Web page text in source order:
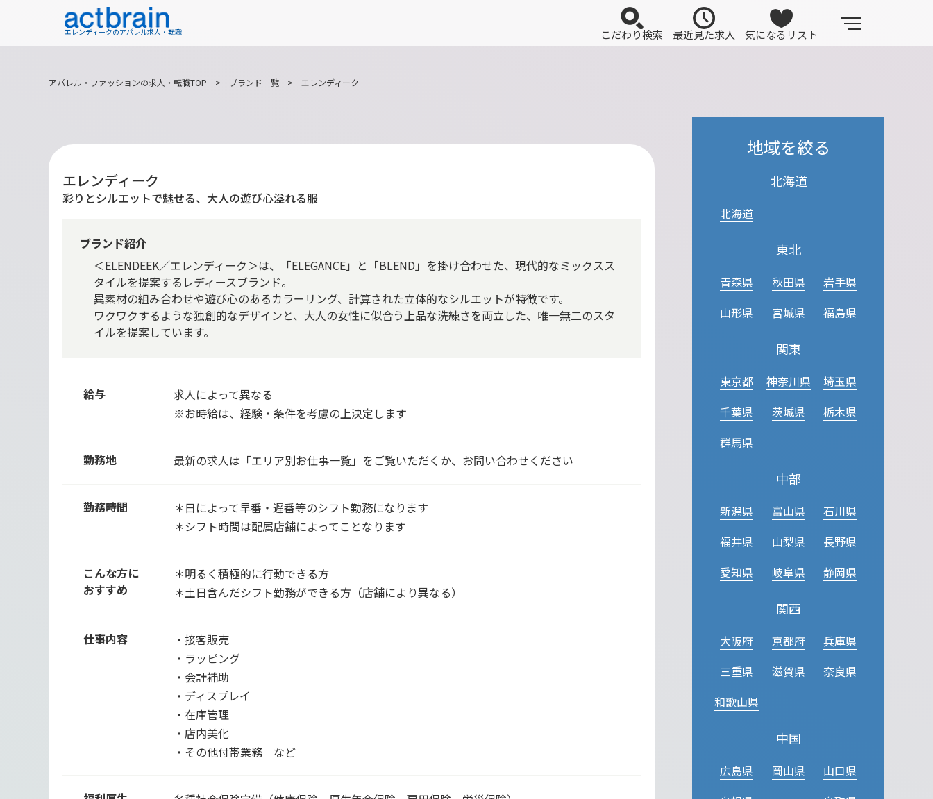
エレンディークのアパレル求人・転職 こだわり検索 最近見た求人 気になるリスト
アパレル・ファッションの求人・転職TOP > ブランド一覧> エレンディーク
エレンディーク
彩りとシルエットで魅せる、大人の遊び心溢れる服
ブランド紹介
＜ELENDEEK／エレンディーク＞は、「ELEGANCE」と「BLEND」を掛け合わせた、現代的なミックスス
タイルを提案するレディースブランド。
異素材の組み合わせや遊び心のあるカラーリング、計算された立体的なシルエットが特徴です。
ワクワクするような独創的なデザインと、大人の女性に似合う上品な洗練さを両立した、唯一無二のスタ
イルを提案しています。
給与
求人によって異なる
※お時給は、経験・条件を考慮の上決定します
勤務地 最新の求人は「エリア別お仕事一覧」をご覧いただくか、お問い合わせください
勤務時間
＊日によって早番・遅番等のシフト勤務になります
＊シフト時間は配属店舗によってことなります
こんな方に
おすすめ
＊明るく積極的に行動できる方
＊土日含んだシフト勤務ができる方（店舗により異なる）
仕事内容
・接客販売
・ラッピング
・会計補助
・ディスプレイ
・在庫管理
・店内美化
・その他付帯業務 など
地域を絞る
北海道
北海道
東北
青森県 秋田県
岩手県
山形県
宮城県 福島県
関東
東京都 神奈川県
埼玉県
千葉県
茨城県
栃木県
群馬県
中部
新潟県 富山県
石川県
福井県
山梨県
長野県
愛知県
岐阜県 静岡県
関西
大阪府 京都府
兵庫県
三重県
滋賀県
奈良県
和歌山県
中国
広島県 岡山県
山口県